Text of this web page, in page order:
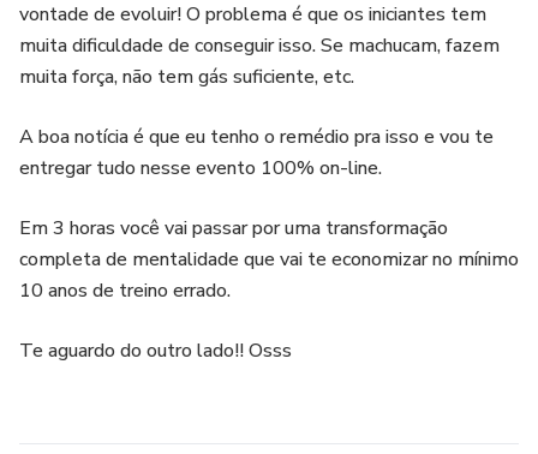
vontade de evoluir! O problema é que os iniciantes tem
muita dificuldade de conseguir isso. Se machucam, fazem
muita força, não tem gás suficiente, etc.
A boa notícia é que eu tenho o remédio pra isso e vou te
entregar tudo nesse evento 100% on-line.
Em 3 horas você vai passar por uma transformação
completa de mentalidade que vai te economizar no mínimo
10 anos de treino errado.
Te aguardo do outro lado!! Osss